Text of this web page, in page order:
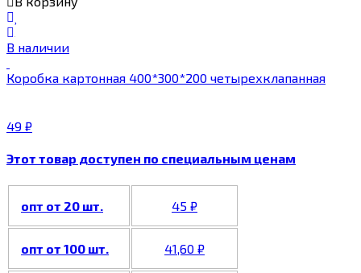
В наличии
Коробка картонная 400*300*200 четырехклапанная
49 ₽
Этот товар доступен по специальным ценам
опт от 20 шт. 45 ₽
опт от 100 шт. 41,60 ₽